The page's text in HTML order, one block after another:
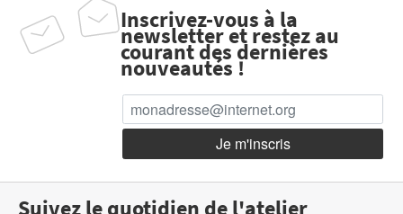
Inscrivez-vous à la
newsletter et restez au
courant des dernières
nouveautés !
Suivez le quotidien de l'atelier